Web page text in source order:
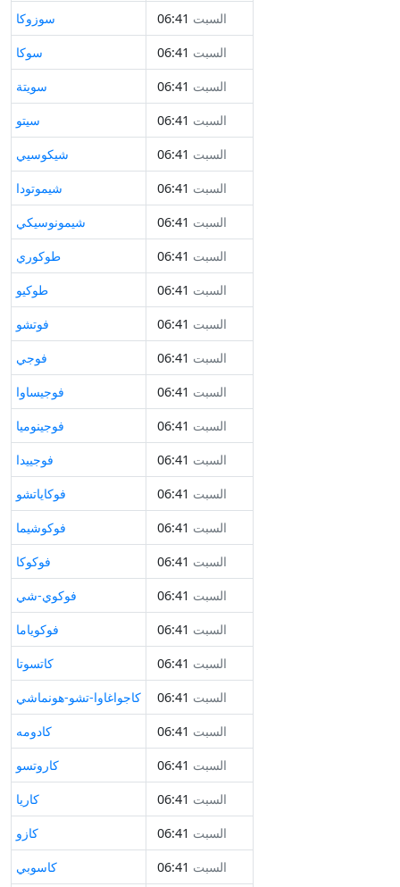
سوزوكا
السبت 06:41
سوكا
السبت 06:41
سويتة
السبت 06:41
سيتو
السبت 06:41
شيكوسيي
السبت 06:41
شيموتودا
السبت 06:41
شيمونوسيكي
السبت 06:41
طوكوري
السبت 06:41
طوكيو
السبت 06:41
فوتشو
السبت 06:41
فوجي
السبت 06:41
فوجيساوا
السبت 06:41
فوجينوميا
السبت 06:41
فوجييدا
السبت 06:41
فوكاياتشو
السبت 06:41
فوكوشيما
السبت 06:41
فوكوكا
السبت 06:41
فوكوي-شي
السبت 06:41
فوكوياما
السبت 06:41
كاتسوتا
السبت 06:41
كاجواغاوا-تشو-هونماشي
السبت 06:41
كادومه
السبت 06:41
كاروتسو
السبت 06:41
كاريا
السبت 06:41
كازو
السبت 06:41
كاسوبي
السبت 06:41